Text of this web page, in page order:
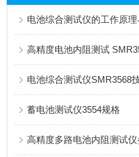
电池综合测试仪的工作原
高精度电池内阻测试
电池综合测试仪SMR3568
蓄电池测试仪3554规格
高精度多路电池内阻测试